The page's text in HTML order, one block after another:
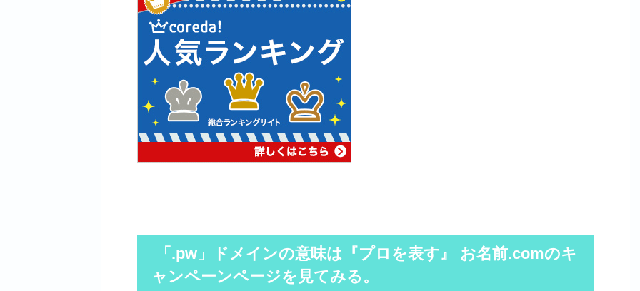
「.pw」ドメインの意味は『プロを表す』 お名前.comのキ
ャンペーンページを見てみる。